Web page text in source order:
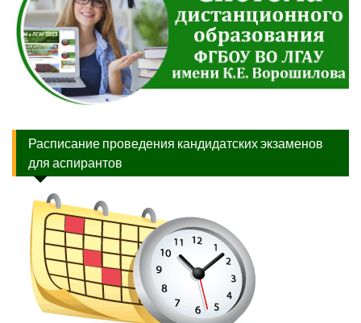
Расписание проведения кандидатских экзаменов
для аспирантов